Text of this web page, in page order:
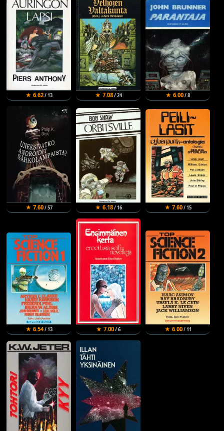
★ 6.62/ 13 ★ 7.08/ 24 ★ 6.00/ 8
★ 7.60/ 57 ★ 6.18/ 16 ★ 7.60/ 15
★ 6.54/ 13 ★ 7.00/ 6 ★ 6.00/ 11